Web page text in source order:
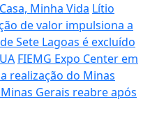
Minha Vida Lítio
de valor impulsiona a
Sete Lagoas é excluído
FIEMG Expo Center em
realização do Minas
Gerais reabre após